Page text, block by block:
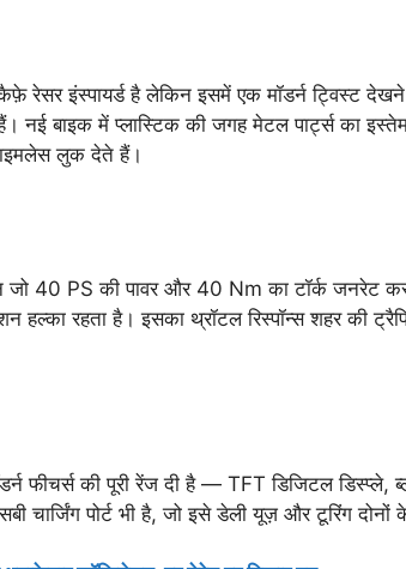
रेसर इंस्पायर्ड है लेकिन इसमें एक मॉडर्न ट्विस्ट
बाइक में प्लास्टिक की जगह मेटल पार्ट्स का
लुक देते हैं।
40 PS की पावर और 40 Nm का टॉर्क जनरेट
रहता है। इसका थ्रॉटल रिस्पॉन्स शहर की
फीचर्स की पूरी रेंज दी है — TFT डिजिटल
चार्जिंग पोर्ट भी है, जो इसे डेली यूज़ और टूरिंग